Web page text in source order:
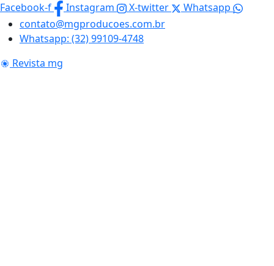
Skip
to
content
Facebook-f Instagram X-twitter
Whatsapp
contato@mgproducoes.com.br
Whatsapp: (32) 99109-4748
Revista mg